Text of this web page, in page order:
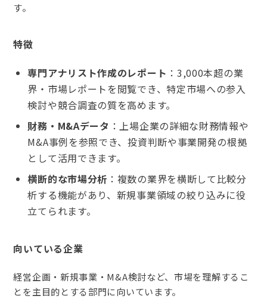
す。
特徴
専門アナリスト作成のレポート ：3,000本超の業
界・市場レポートを閲覧でき、特定市場への参入
検討や競合調査の質を高めます。
財務・M&Aデータ ：上場企業の詳細な財務情報や
M&A事例を参照でき、投資判断や事業開発の根拠
として活用できます。
横断的な市場分析 ：複数の業界を横断して比較分
析する機能があり、新規事業領域の絞り込みに役
立てられます。
向いている企業
経営企画・新規事業・M&A検討など、市場を理解するこ
とを主目的とする部門に向いています。